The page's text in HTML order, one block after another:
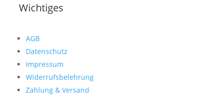
Wichtiges
AGB
Datenschutz
Impressum
Widerrufsbelehrung
Zahlung & Versand